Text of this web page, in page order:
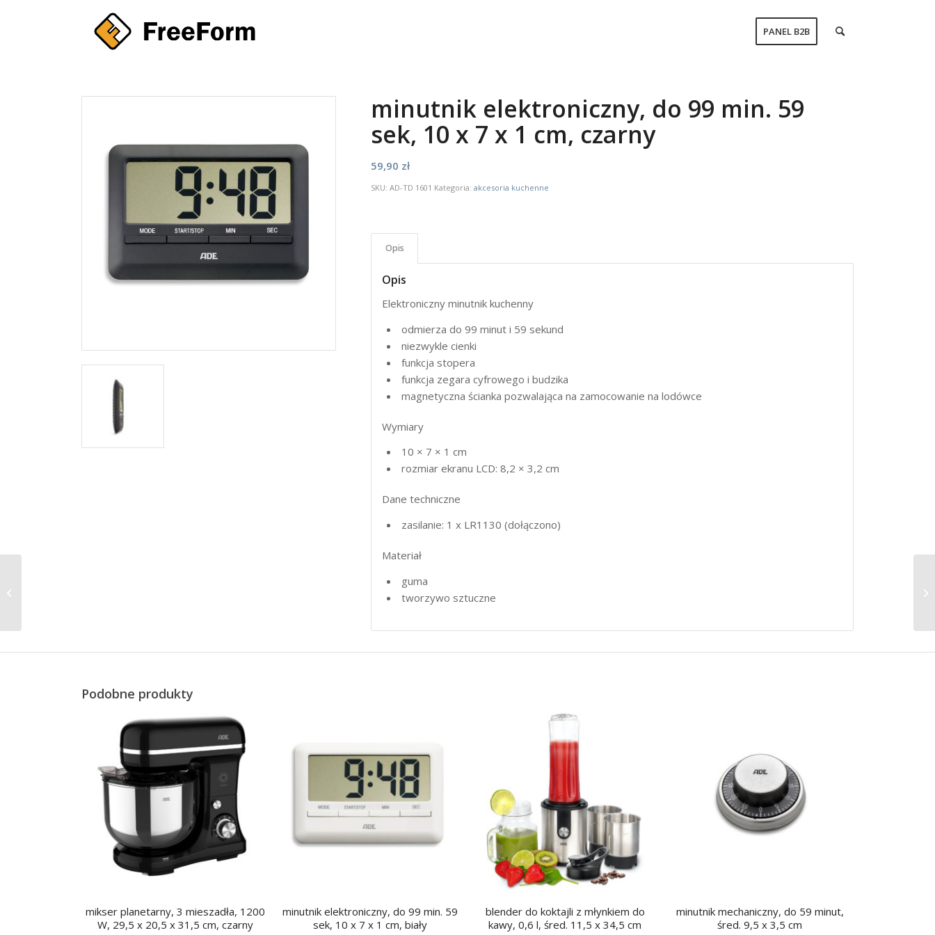
PANEL B2B
minutnik elektroniczny, do 99 min. 59
sek, 10 x 7 x 1 cm, czarny
59,90 zł
SKU:AD-TD 1601 Kategoria:akcesoria kuchenne
Opis
Opis
Elektroniczny minutnik kuchenny
odmierza do 99 minut i 59 sekund
niezwykle cienki
funkcja stopera
funkcja zegara cyfrowego i budzika
magnetyczna ścianka pozwalająca na zamocowanie na lodówce
Wymiary
10 × 7 × 1 cm
rozmiar ekranu LCD: 8,2 × 3,2 cm
Dane techniczne
zasilanie: 1 x LR1130 (dołączono)
Materiał
guma
tworzywo sztuczne
Podobne produkty
mikser planetarny, 3 mieszadła, 1200
W, 29,5 x 20,5 x 31,5 cm, czarny
minutnik elektroniczny, do 99 min. 59
sek, 10 x 7 x 1 cm, biały
blender do koktajli z młynkiem do
kawy, 0,6 l, śred. 11,5 x 34,5 cm
minutnik mechaniczny, do 59 minut,
śred. 9,5 x 3,5 cm